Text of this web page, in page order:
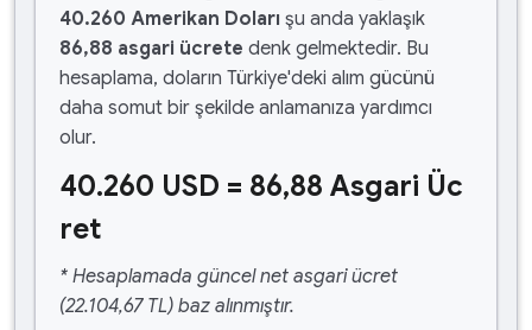
40.260 Amerikan Doları şu anda yaklaşık
86,88 asgari ücrete denk gelmektedir. Bu
hesaplama, doların Türkiye'deki alım gücünü
daha somut bir şekilde anlamanıza yardımcı
olur.
40.260 USD = 86,88 Asgari Üc
ret
* Hesaplamada güncel net asgari ücret
(22.104,67 TL) baz alınmıştır.